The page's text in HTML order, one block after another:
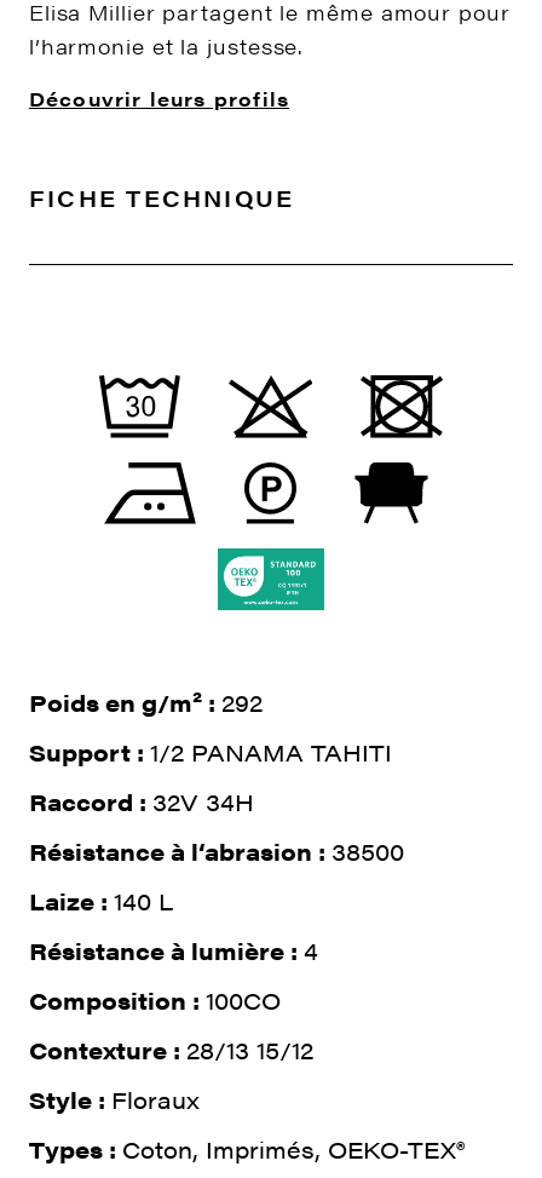
Elisa Millier partagent le même amour pour
l’harmonie et la justesse.
Découvrir leurs profils
FICHE TECHNIQUE
Poids en g/m² : 292
Support : 1/2 PANAMA TAHITI
Raccord : 32V 34H
Résistance à l‘abrasion : 38500
Laize : 140 L
Résistance à lumière : 4
Composition : 100CO
Contexture : 28/13 15/12
Style : Floraux
Types : Coton, Imprimés, OEKO-TEX®